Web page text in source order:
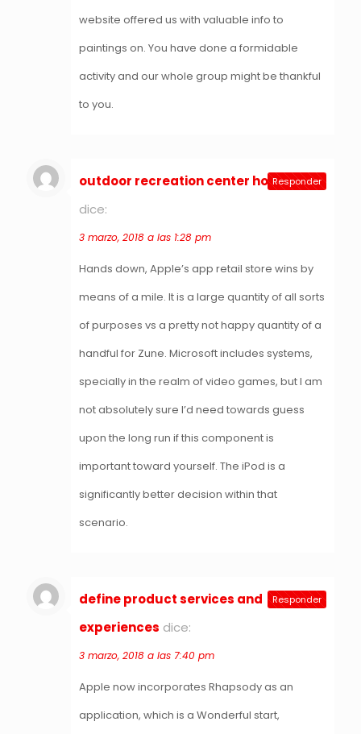
website offered us with valuable info to
paintings on. You have done a formidable
activity and our whole group might be thankful
to you.
outdoor recreation center hohenfels
dice:
3 marzo, 2018 a las 1:28 pm
Hands down, Apple’s app retail store wins by
means of a mile. It is a large quantity of all sorts
of purposes vs a pretty not happy quantity of a
handful for Zune. Microsoft includes systems,
specially in the realm of video games, but I am
not absolutely sure I’d need towards guess
upon the long run if this component is
important toward yourself. The iPod is a
significantly better decision within that
scenario.
Responder
define product services and
experiences dice:
3 marzo, 2018 a las 7:40 pm
Apple now incorporates Rhapsody as an
application, which is a Wonderful start,
Responder